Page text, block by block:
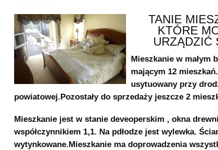
TANIE
KTÓRE
URZĄDZIĆ
Mieszkanie w małym
mającym 12
usytuowany przy
powiatowej.Pozostały do sprzedaży jeszcze 2
Mieszkanie jest w stanie deveoperskim , okna
współczynnikiem 1,1. Na pdłodze jest wylewka.
wytynkowane.Mieszkanie ma doprowadzenia